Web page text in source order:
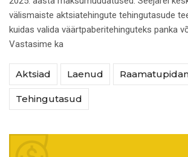
välismaiste aktsiatehingute tehingutasude
kuidas valida väärtpaberitehinguteks panka
Vastasime ka
Aktsiad Laenud
Tehingutasud